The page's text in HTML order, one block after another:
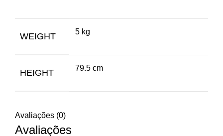
WEIGHT 5 kg
HEIGHT 79.5 cm
Avaliações (0)
Avaliações